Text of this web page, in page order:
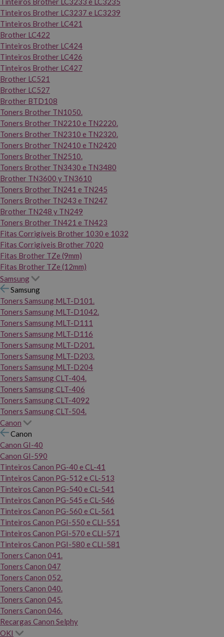
Tinteiros Brother LC3237 e LC3239
Tinteiros Brother LC421
Brother LC422
Tinteiros Brother LC424
Tinteiros Brother LC426
Tinteiros Brother LC427
Brother LC521
Brother LC527
Brother BTD108
Toners Brother TN1050.
Toners Brother TN2210 e TN2220.
Toners Brother TN2310 e TN2320.
Toners Brother TN2410 e TN2420
Toners Brother TN2510.
Toners Brother TN3430 e TN3480
Brother TN3600 y TN3610
Toners Brother TN241 e TN245
Toners Brother TN243 e TN247
Brother TN248 y TN249
Toners Brother TN421 e TN423
Fitas Corrigíveis Brother 1030 e 1032
Fitas Corrigíveis Brother 7020
Fitas Brother TZe (9mm)
Fitas Brother TZe (12mm)
Samsung
Samsung
Toners Samsung MLT-D101.
Toners Samsung MLT-D1042.
Toners Samsung MLT-D111
Toners Samsung MLT-D116
Toners Samsung MLT-D201.
Toners Samsung MLT-D203.
Toners Samsung MLT-D204
Toners Samsung CLT-404.
Toners Samsung CLT-406
Toners Samsung CLT-4092
Toners Samsung CLT-504.
Canon
Canon
Canon GI-40
Canon GI-590
Tinteiros Canon PG-40 e CL-41
Tinteiros Canon PG-512 e CL-513
Tinteiros Canon PG-540 e CL-541
Tinteiros Canon PG-545 e CL-546
Tinteiros Canon PG-560 e CL-561
Tinteiros Canon PGI-550 e CLI-551
Tinteiros Canon PGI-570 e CLI-571
Tinteiros Canon PGI-580 e CLI-581
Toners Canon 041.
Toners Canon 047
Toners Canon 052.
Toners Canon 040.
Toners Canon 045.
Toners Canon 046.
Recargas Canon Selphy
OKI